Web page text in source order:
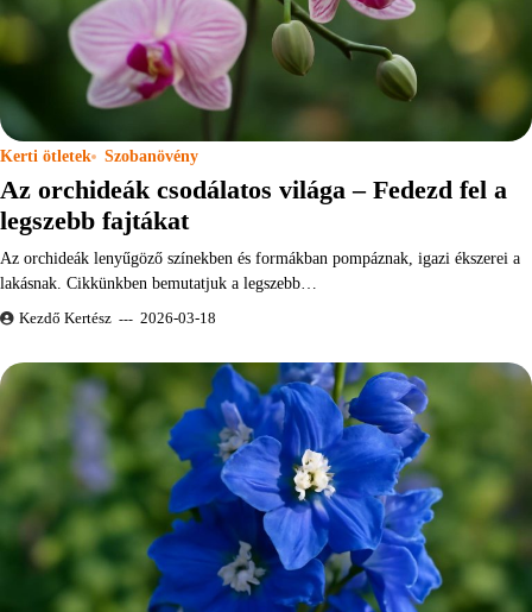
Kerti ötletek Szobanövény
Az orchideák csodálatos világa – Fedezd fel a
legszebb fajtákat
Az orchideák lenyűgöző színekben és formákban pompáznak, igazi ékszerei a
lakásnak. Cikkünkben bemutatjuk a legszebb…
Kezdő Kertész 2026-03-18